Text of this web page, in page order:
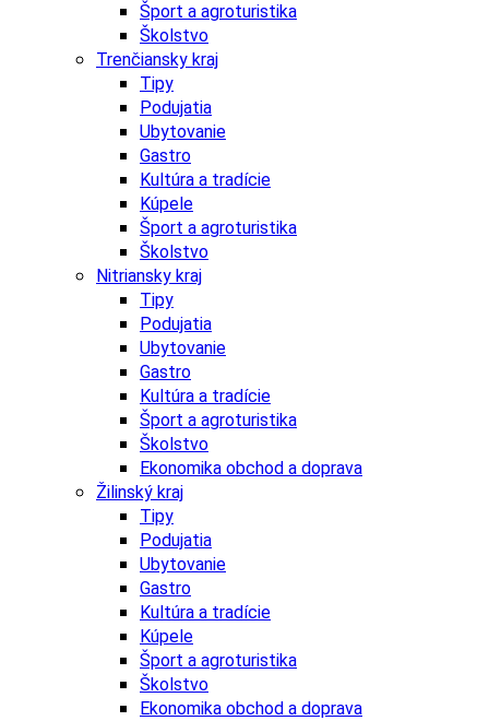
Šport a agroturistika
Školstvo
Trenčiansky kraj
Tipy
Podujatia
Ubytovanie
Gastro
Kultúra a tradície
Kúpele
Šport a agroturistika
Školstvo
Nitriansky kraj
Tipy
Podujatia
Ubytovanie
Gastro
Kultúra a tradície
Šport a agroturistika
Školstvo
Ekonomika obchod a doprava
Žilinský kraj
Tipy
Podujatia
Ubytovanie
Gastro
Kultúra a tradície
Kúpele
Šport a agroturistika
Školstvo
Ekonomika obchod a doprava